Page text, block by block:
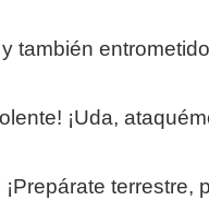
también
¡Uda,
¡Prepárate